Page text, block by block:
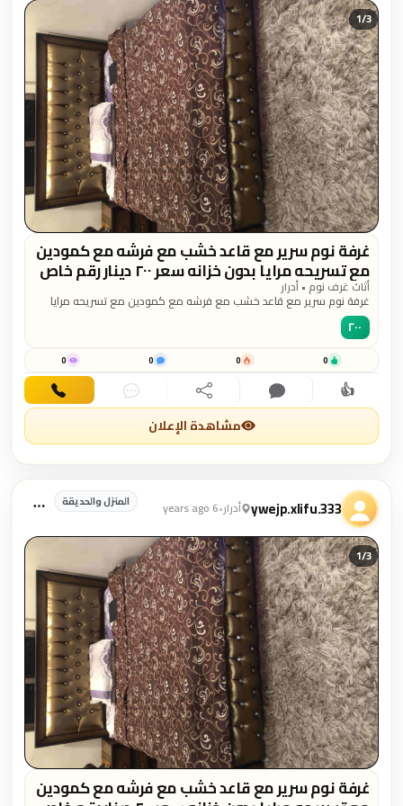
1/3
غرفة نوم سرير مع قاعد خشب مع فرشه مع كمودين
مع تسريحه مرايا بدون خزانه سعر ٢٠٠ دينار رقم خاص
٠٧٧٨٢٥٨٨١٠
أثاث غرف نوم • أدرار
غرفة نوم سرير مع قاعد خشب مع فرشه مع كمودين مع تسريحه مرايا
بدون خزانه سعر ٢٠٠ دينار رقم خاص ٠٧٧٨٢٥٨٨١٠
٢٠٠
0
0
0
0
👍اهتمام تعليق مشاركة دردشة اتصال
مشاهدة الإعلان
ywejp.xlifu.333 أدرار•
6 years ago المنزل والحديقة
1/3
غرفة نوم سرير مع قاعد خشب مع فرشه مع كمودين